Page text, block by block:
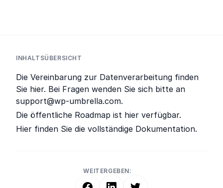
INHALTSÜBERSICHT
Die Vereinbarung zur Datenverarbeitung finden
Sie hier. Bei Fragen wenden Sie sich bitte an
support@wp-umbrella.com.
Die öffentliche Roadmap ist hier verfügbar.
Hier finden Sie die vollständige Dokumentation.
WEITERGEBEN: